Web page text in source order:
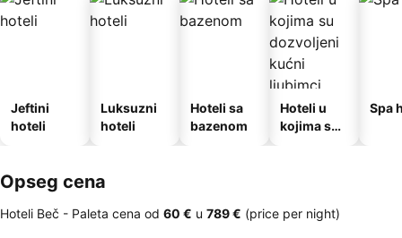
Jeftini
hoteli
Luksuzni
hoteli
Hoteli sa
bazenom
Hoteli u
kojima su
Spa
Opseg cena
Hoteli Beč - Paleta cena od ‎60 € u ‎789 € (price per night)